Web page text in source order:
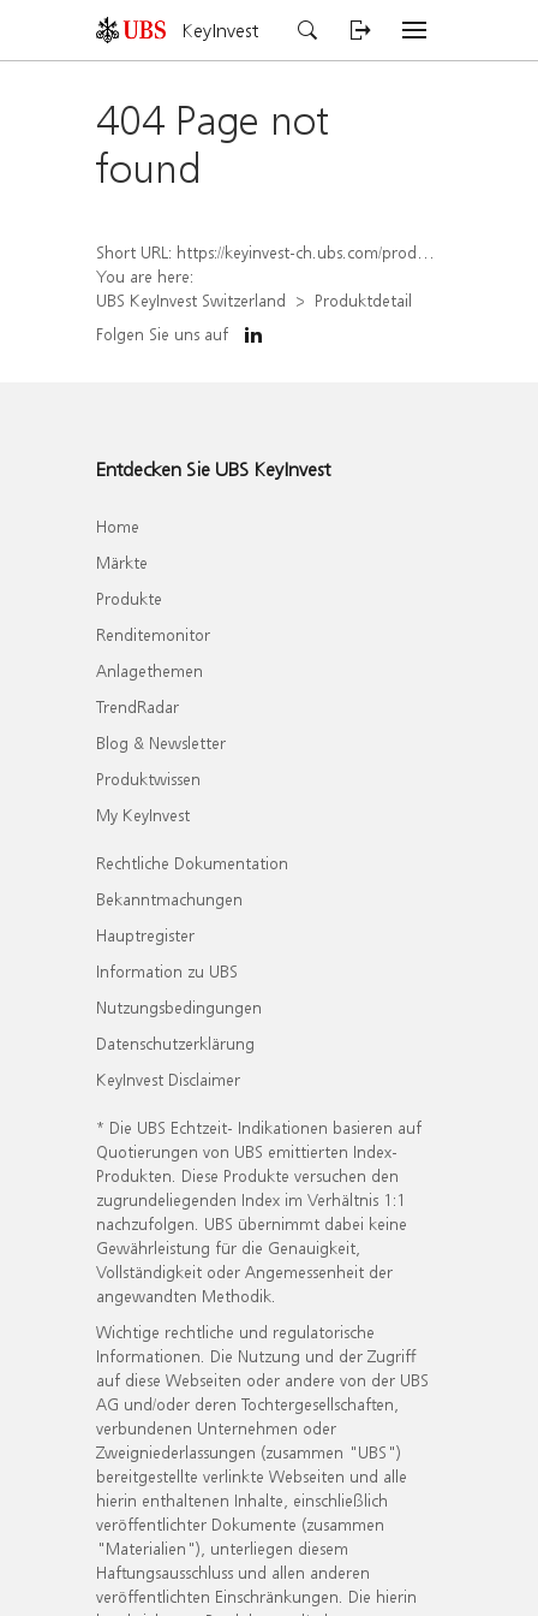
KeyInvest
404 Page not
found
Short URL: https://keyinvest-ch.ubs.com/produkt/detail/index/isin/CH1578797891
You are here:
UBS KeyInvest Switzerland
Produktdetail
Folgen Sie uns auf
Entdecken Sie UBS KeyInvest
Home
Märkte
Produkte
Renditemonitor
Anlagethemen
TrendRadar
Blog & Newsletter
Produktwissen
My KeyInvest
Rechtliche Dokumentation
Bekanntmachungen
Hauptregister
Information zu UBS
Nutzungsbedingungen
Datenschutzerklärung
KeyInvest Disclaimer
* Die UBS Echtzeit- Indikationen basieren auf
Quotierungen von UBS emittierten Index-
Produkten. Diese Produkte versuchen den
zugrundeliegenden Index im Verhältnis 1:1
nachzufolgen. UBS übernimmt dabei keine
Gewährleistung für die Genauigkeit,
Vollständigkeit oder Angemessenheit der
angewandten Methodik.
Wichtige rechtliche und regulatorische
Informationen. Die Nutzung und der Zugriff
auf diese Webseiten oder andere von der UBS
AG und/oder deren Tochtergesellschaften,
verbundenen Unternehmen oder
Zweigniederlassungen (zusammen "UBS")
bereitgestellte verlinkte Webseiten und alle
hierin enthaltenen Inhalte, einschließlich
veröffentlichter Dokumente (zusammen
"Materialien"), unterliegen diesem
Haftungsausschluss und allen anderen
veröffentlichten Einschränkungen. Die hierin